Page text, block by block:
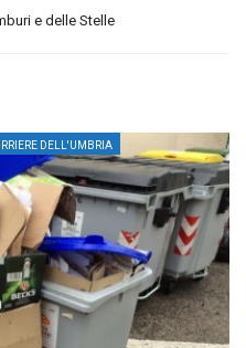
e delle Stelle
DELL'UMBRIA